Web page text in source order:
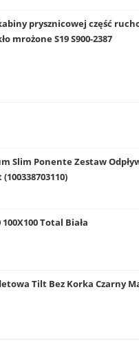
prysznicowej część
mrożone S19 S900-2387
Slim Ponente Zestaw
Total Biała
Tilt Bez Korka Czarny